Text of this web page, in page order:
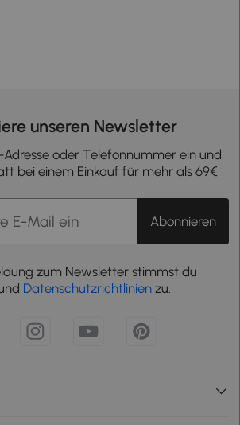
unseren Newsletter
oder Telefonnummer ein und
bei einem Einkauf für mehr als 69€
Abonnieren
zum Newsletter stimmst du
Datenschutzrichtlinien zu.